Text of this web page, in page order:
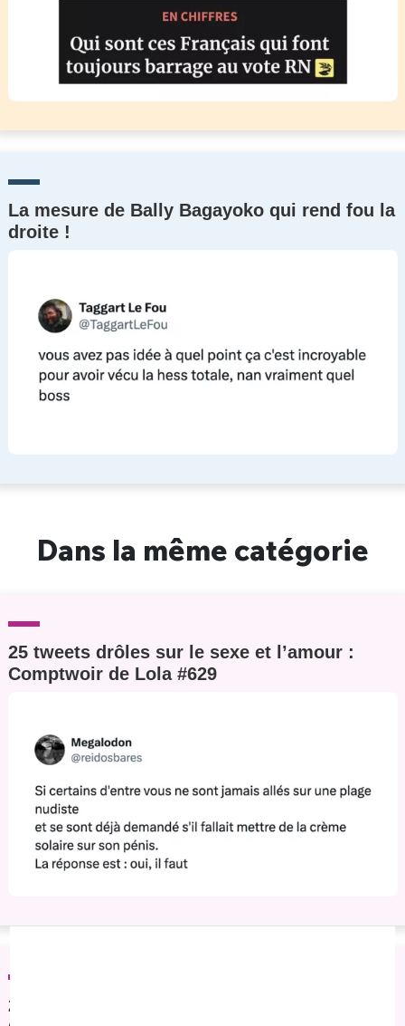
La mesure de Bally Bagayoko qui rend fou la
droite !
Dans la même catégorie
25 tweets drôles sur le sexe et l’amour :
Comptwoir de Lola #629
25 tweets drôles sur le sexe et l’amour :